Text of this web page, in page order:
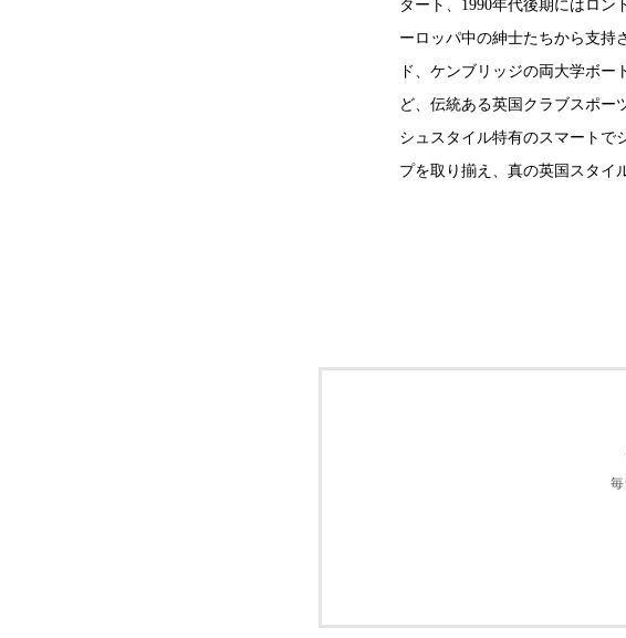
タート、1990年代後期にはロ
ーロッパ中の紳士たちから支持
ド、ケンブリッジの両大学ボ
ど、伝統ある英国クラブスポー
シュスタイル特有のスマートで
プを取り揃え、真の英国スタイ
毎